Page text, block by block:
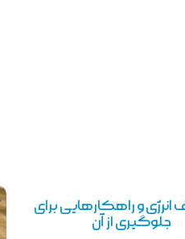
انرژی و راهکارهایی برای
جلوگیری از آن